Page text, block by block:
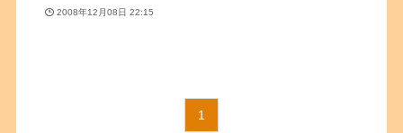
2008年12月08日 22:15
1